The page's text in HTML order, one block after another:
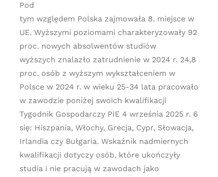
Pod
tym względem Polska zajmowała 8. miejsce w
UE. Wyższymi poziomami charakteryzowały 92
proc. nowych absolwentów studiów
wyższych znalazło zatrudnienie w 2024 r. 24,8
proc. osób z wyższym wykształceniem w
Polsce w 2024 r. w wieku 25-34 lata pracowało
w zawodzie poniżej swoich kwalifikacji
Tygodnik Gospodarczy PIE 4 września 2025 r. 6
się: Hiszpania, Włochy, Grecja, Cypr, Słowacja,
Irlandia czy Bułgaria. Wskaźnik nadmiernych
kwalifikacji dotyczy osób, które ukończyły
studia i nie pracują w zawodach jako